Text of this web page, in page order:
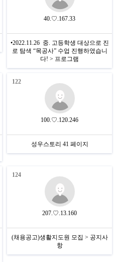
40.♡.167.33
•2022.11.26 중. 고등학생 대상으로 진
로 탐색 “목공사” 수업 진행하였습니
다! > 프로그램
122
100.♡.120.246
성우스토리 41 페이지
124
207.♡.13.160
(채용공고)생활지도원 모집 > 공지사
항